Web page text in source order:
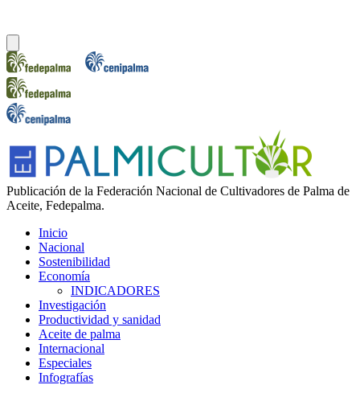
Publicación de la Federación Nacional de Cultivadores de Palma de
Aceite, Fedepalma.
Inicio
Nacional
Sostenibilidad
Economía
INDICADORES
Investigación
Productividad y sanidad
Aceite de palma
Internacional
Especiales
Infografías